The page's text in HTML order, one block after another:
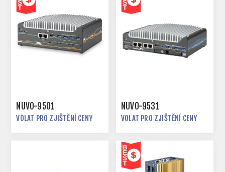
NUVO-9501
VOLAT PRO ZJIŠTĚNÍ CENY
NUVO-9531
VOLAT PRO ZJIŠTĚNÍ CENY